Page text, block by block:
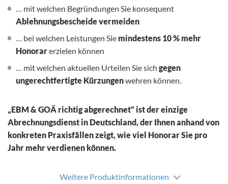
… mit welchen Begründungen Sie konsequent
Ablehnungsbescheide vermeiden
… bei welchen Leistungen Sie mindestens 10 % mehr
Honorarerzielen können
… mit welchen aktuellen Urteilen Sie sich gegen
ungerechtfertigte Kürzungenwehren können.
„EBM & GOÄ richtig abgerechnet“ ist der einzige
Abrechnungsdienst in Deutschland, der Ihnen anhand von
konkreten Praxisfällen zeigt, wie viel Honorar Sie pro
Jahr mehr verdienen können.
Weitere Produktinformationen